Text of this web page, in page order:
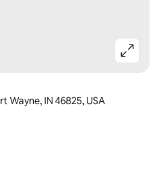
Wayne, IN 46825, USA